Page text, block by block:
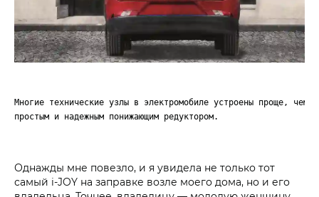
Многие технические узлы в электромобиле устроены проще, чем
простым и надежным понижающим редуктором.
Однажды мне повезло, и я увидела не только тот
самый i‑JOY на заправке возле моего дома, но и его